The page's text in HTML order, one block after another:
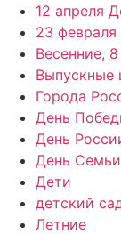
12 апреля
23 февраля
Весенние,
Выпускные
Города
День
День
День Семьи
Дети
детский
Летние